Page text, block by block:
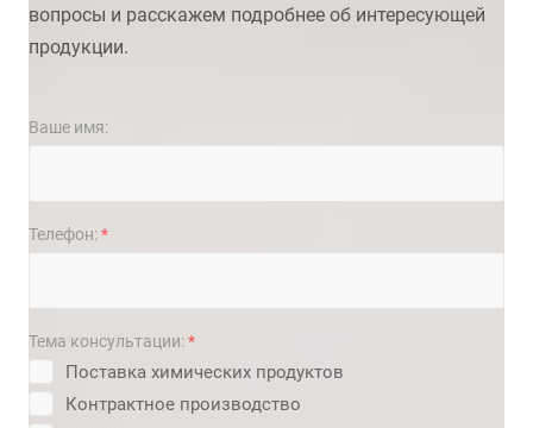
вопросы и расскажем подробнее об интересующей
продукции.
Ваше имя:
Телефон:*
Тема консультации:*
Поставка химических продуктов
Контрактное производство